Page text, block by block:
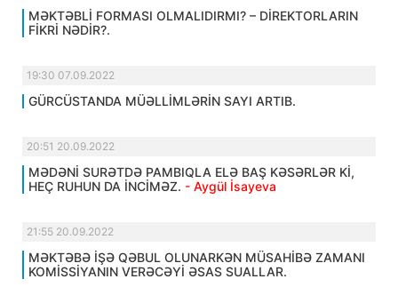
MƏKTƏBLİ FORMASI OLMALIDIRMI? – DİREKTORLARIN
FİKRİ NƏDİR?.
19:30 07.09.2022
GÜRCÜSTANDA MÜƏLLİMLƏRİN SAYI ARTIB.
20:51 20.09.2022
MƏDƏNİ SURƏTDƏ PAMBIQLA ELƏ BAŞ KƏSƏRLƏR Kİ,
HEÇ RUHUN DA İNCİMƏZ. - Aygül İsayeva
21:55 20.09.2022
MƏKTƏBƏ İŞƏ QƏBUL OLUNARKƏN MÜSAHİBƏ ZAMANI
KOMİSSİYANIN VERƏCƏYİ ƏSAS SUALLAR.